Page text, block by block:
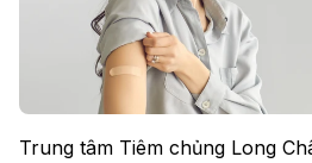
Trung tâm Tiêm chủng Long